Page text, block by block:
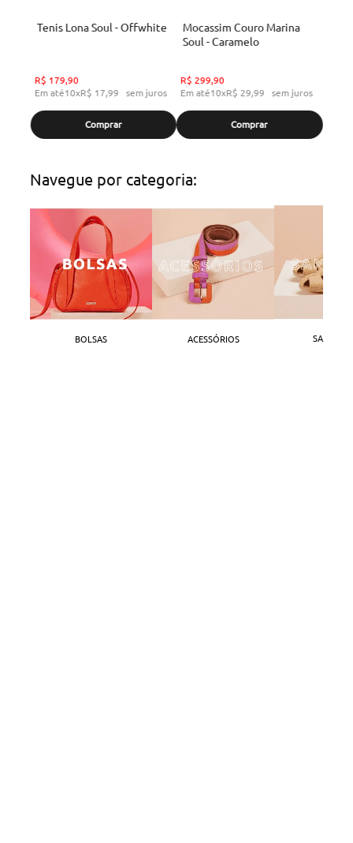
Tenis Lona Soul - Offwhite
R$ 179,90
Em até10xR$ 17,99 sem juros
Comprar
Mocassim Couro Marina
Soul - Caramelo
R$ 299,90
Em até10xR$ 29,99 sem juros
Comprar
Navegue por categoria:
BOLSAS ACESSÓRIOS